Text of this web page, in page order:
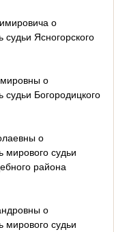
о
Ясногорского
о
Богородицкого
о
мирового судьи
района
о
мирового судьи